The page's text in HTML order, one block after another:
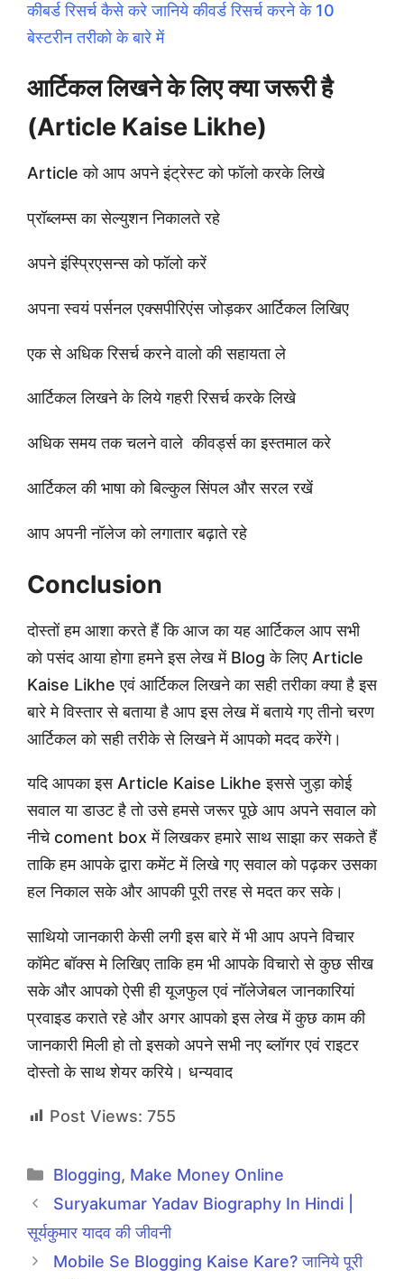
कीबर्ड रिसर्च कैसे करे जानिये कीवर्ड रिसर्च करने के 10
बेस्टरीन तरीको के बारे में
आर्टिकल लिखने के लिए क्या जरूरी है
(Article Kaise Likhe)
Article को आप अपने इंट्रेस्ट को फॉलो करके लिखे
प्रॉब्लम्स का सेल्युशन निकालते रहे
अपने इंस्प्रिएसन्स को फॉलो करें
अपना स्वयं पर्सनल एक्सपीरिएंस जोड़कर आर्टिकल लिखिए
एक से अधिक रिसर्च करने वालो की सहायता ले
आर्टिकल लिखने के लिये गहरी रिसर्च करके लिखे
अधिक समय तक चलने वाले कीवर्ड्स का इस्तमाल करे
आर्टिकल की भाषा को बिल्कुल सिंपल और सरल रखें
आप अपनी नॉलेज को लगातार बढ़ाते रहे
Conclusion
दोस्तों हम आशा करते हैं कि आज का यह आर्टिकल आप सभी
को पसंद आया होगा हमने इस लेख में Blog के लिए Article
Kaise Likhe एवं आर्टिकल लिखने का सही तरीका क्या है इस
बारे मे विस्तार से बताया है आप इस लेख में बताये गए तीनो चरण
आर्टिकल को सही तरीके से लिखने में आपको मदद करेंगे।
यदि आपका इस Article Kaise Likhe इससे जुड़ा कोई
सवाल या डाउट है तो उसे हमसे जरूर पूछे आप अपने सवाल को
नीचे coment box में लिखकर हमारे साथ साझा कर सकते हैं
ताकि हम आपके द्वारा कमेंट में लिखे गए सवाल को पढ़कर उसका
हल निकाल सके और आपकी पूरी तरह से मदत कर सके।
साथियो जानकारी केसी लगी इस बारे में भी आप अपने विचार
कॉमेट बॉक्स मे लिखिए ताकि हम भी आपके विचारो से कुछ सीख
सके और आपको ऐसी ही यूजफुल एवं नॉलेजेबल जानकारियां
प्रवाइड कराते रहे और अगर आपको इस लेख में कुछ काम की
जानकारी मिली हो तो इसको अपने सभी नए ब्लॉगर एवं राइटर
दोस्तो के साथ शेयर करिये। धन्यवाद
Post Views: 755
Categories
Blogging, Make Money Online
Suryakumar Yadav Biography In Hindi |
सूर्यकुमार यादव की जीवनी
Mobile Se Blogging Kaise Kare? जानिये पूरी